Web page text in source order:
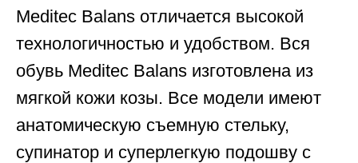
Meditec Balans отличается высокой
технологичностью и удобством. Вся
обувь Meditec Balans изготовлена из
мягкой кожи козы. Все модели имеют
анатомическую съемную стельку,
супинатор и суперлегкую подошву с